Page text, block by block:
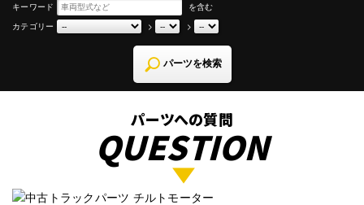
キーワード
を含む
カテゴリー
> >
パーツを検索
パーツへの質問
QUESTION